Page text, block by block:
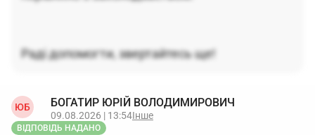
Раді допомогти, звертайтесь ще!
ЮБ БОГАТИР ЮРІЙ ВОЛОДИМИРОВИЧ
09.08.2026 | 13:54Інше
ВІДПОВІДЬ НАДАНО